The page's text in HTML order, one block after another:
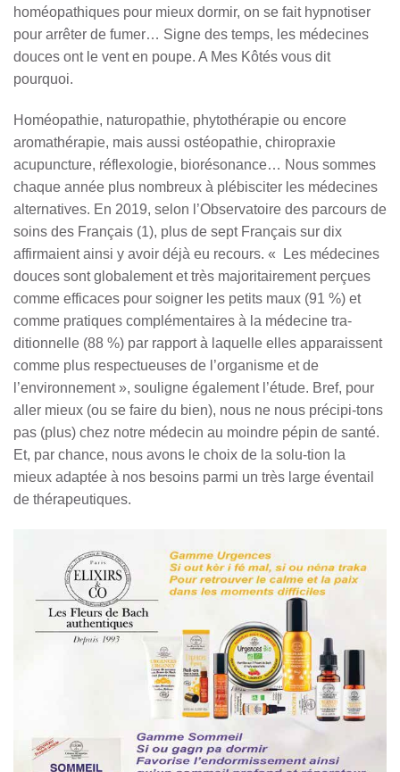
homéopathiques pour mieux dormir, on se fait hypnotiser
pour arrêter de fumer… Signe des temps, les médecines
douces ont le vent en poupe. A Mes Kôtés vous dit
pourquoi.
Homéopathie, naturopathie, phytothérapie ou encore
aromathérapie, mais aussi ostéopathie, chiropraxie
acupuncture, réflexologie, biorésonance… Nous sommes
chaque année plus nombreux à plébisciter les médecines
alternatives. En 2019, selon l’Observatoire des parcours de
soins des Français (1), plus de sept Français sur dix
affirmaient ainsi y avoir déjà eu recours. « Les médecines
douces sont globalement et très majoritairement perçues
comme efficaces pour soigner les petits maux (91 %) et
comme pratiques complémentaires à la médecine tra-
ditionnelle (88 %) par rapport à laquelle elles apparaissent
comme plus respectueuses de l’organisme et de
l’environnement », souligne également l’étude. Bref, pour
aller mieux (ou se faire du bien), nous ne nous précipi-tons
pas (plus) chez notre médecin au moindre pépin de santé.
Et, par chance, nous avons le choix de la solu-tion la
mieux adaptée à nos besoins parmi un très large éventail
de thérapeutiques.